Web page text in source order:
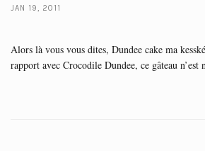
JAN 19, 2011
Alors là vous vous dites, Dundee cake ma
rapport avec Crocodile Dundee, ce gâteau